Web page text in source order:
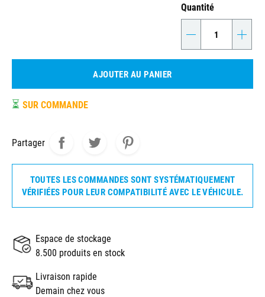
Quantité
- +
AJOUTER AU PANIER
⏳ SUR COMMANDE
Partager
TOUTES LES COMMANDES SONT SYSTÉMATIQUEMENT
VÉRIFIÉES POUR LEUR COMPATIBILITÉ AVEC LE VÉHICULE.
Espace de stockage
8.500 produits en stock
Livraison rapide
Demain chez vous